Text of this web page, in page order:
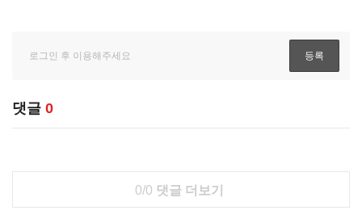
댓글 0
0/0 댓글 더보기